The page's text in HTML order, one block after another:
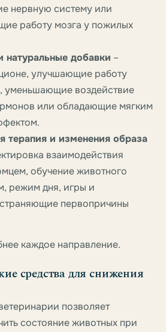
нервную систему или
работу мозга у пожилых
натуральные добавки –
улучшающие работу
уменьшающие воздействие
или обладающие мягким
терапия и изменения образа
взаимодействия
обучение животного
режим дня, игры и
первопричины
каждое направление.
средства для снижения
позволяет
состояние животных при